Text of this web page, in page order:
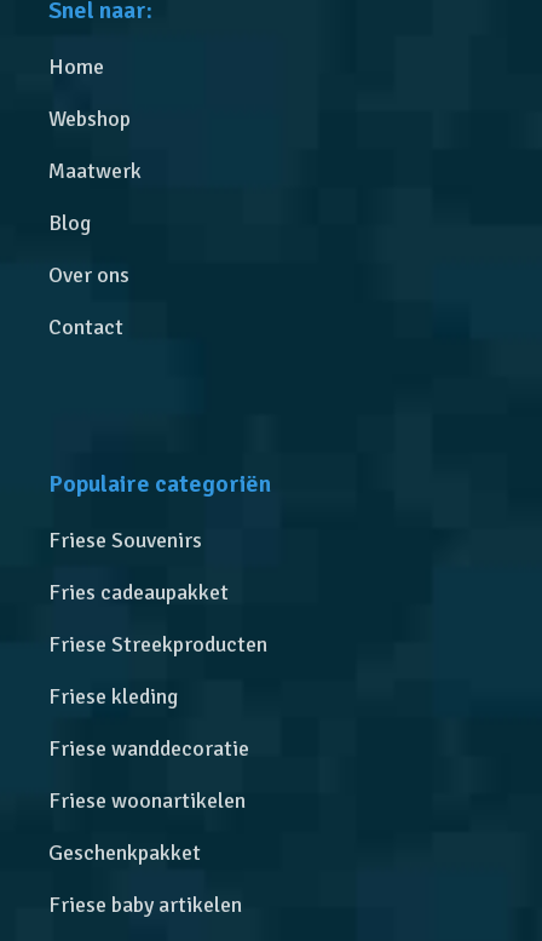
Snel naar:
Home
Webshop
Maatwerk
Blog
Over ons
Contact
Populaire categoriën
Friese Souvenirs
Fries cadeaupakket
Friese Streekproducten
Friese kleding
Friese wanddecoratie
Friese woonartikelen
Geschenkpakket
Friese baby artikelen